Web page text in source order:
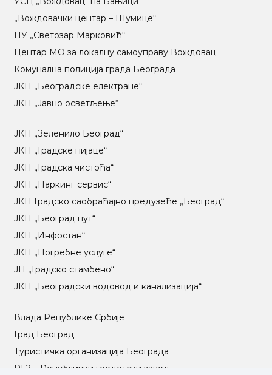
„Вождовачки центар – Шумице“
НУ „Светозар Марковић“
Центар МO за локалну самоуправу Вождовац
Комунална полиција града Београда
ЈКП „Београдске електране“
ЈКП „Јавно осветљење“
ЈКП „Зеленило Београд“
ЈКП „Градске пијаце“
ЈКП „Градска чистоћа“
ЈКП „Паркинг сервис“
ЈКП Градско саобраћајно предузеће „Београд“
ЈКП „Београд пут“
ЈКП „Инфостан“
ЈКП „Погребне услуге“
ЈП „Градско стамбено“
ЈКП „Београдски водовод и канализација“
Влада Републике Србије
Град Београд
Туристичка организација Београда
РГЗ – Републички геодетски завод